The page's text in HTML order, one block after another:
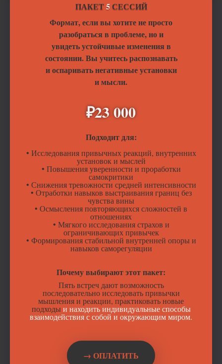
ПАКЕТ5СЕССИЙ
Формат, если вы хотите не просто
разобраться в проблеме, но и
увидеть устойчивые изменения в
состоянии. Вы учитесь распознавать
и оспаривать негативныеустановки
и мысли.
₽23 000
Подходит для:
• Исследования привычных реакций, внутренних
установок и мыслей
• Повышения уверенности и проработки
самокритики
• Снижения тревожности средней интенсивности
• Отработки навыков выстраивания границ без
чувства вины
• Осмысления повторяющихся сложностей в
отношениях
• Мягкого исследования страхов и
ограничивающих привычек
• Формирования стабильной внутренней опоры и
навыков саморегуляции
Почему выбирают этот пакет:
Пять встреч дают возможность
последовательно исследовать привычки
мышления и реакции, практиковать новые
подходыи находить индивидуальные способы
взаимодействия с собой и окружающим миром.
→ ОПЛАТИТЬ